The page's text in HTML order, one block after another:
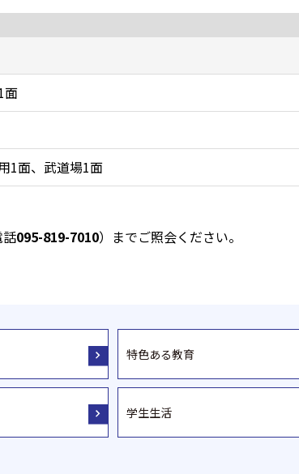
面
1面、武道場1面
095-819-7010）までご照会ください。
特色ある教育
学生生活